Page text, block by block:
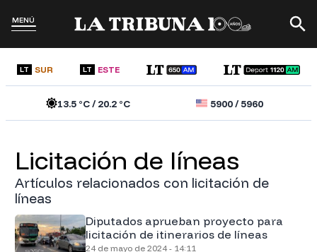
MENÚ
LT SUR LT ESTE
13.5°C /20.2°C 5900/5960
licitación de líneas
Artículos relacionados con licitación de
líneas
Diputados aprueban proyecto para
licitación de itinerarios de líneas
24 de mayo de 2024 - 14:11